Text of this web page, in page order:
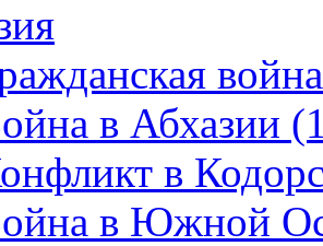
в Абхазии
в
в Южной